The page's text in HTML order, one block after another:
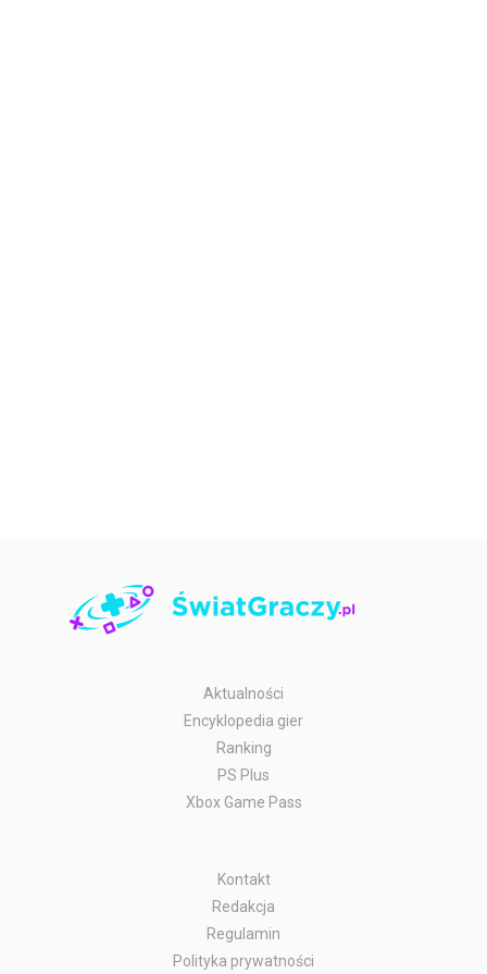
Aktualności
Encyklopedia gier
Ranking
PS Plus
Xbox Game Pass
Kontakt
Redakcja
Regulamin
Polityka prywatności